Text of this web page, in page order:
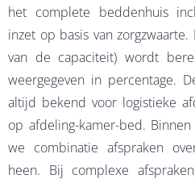
het complete beddenhuis
inzet op basis van
van de capaciteit) wordt
weergegeven in percentage.
altijd bekend voor logistieke
op afdeling-kamer-bed.
we combinatie afspraken
heen. Bij complexe